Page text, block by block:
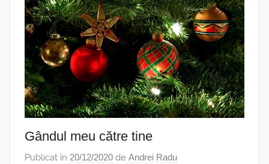
Gândul meu către tine
Publicat în 20/12/2020 de Andrei Radu